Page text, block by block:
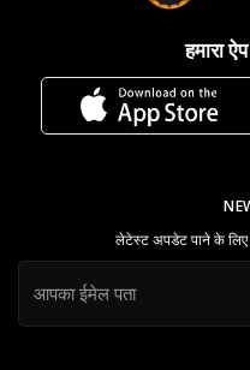
हमारा
लेटेस्ट अपडेट पाने के लिए